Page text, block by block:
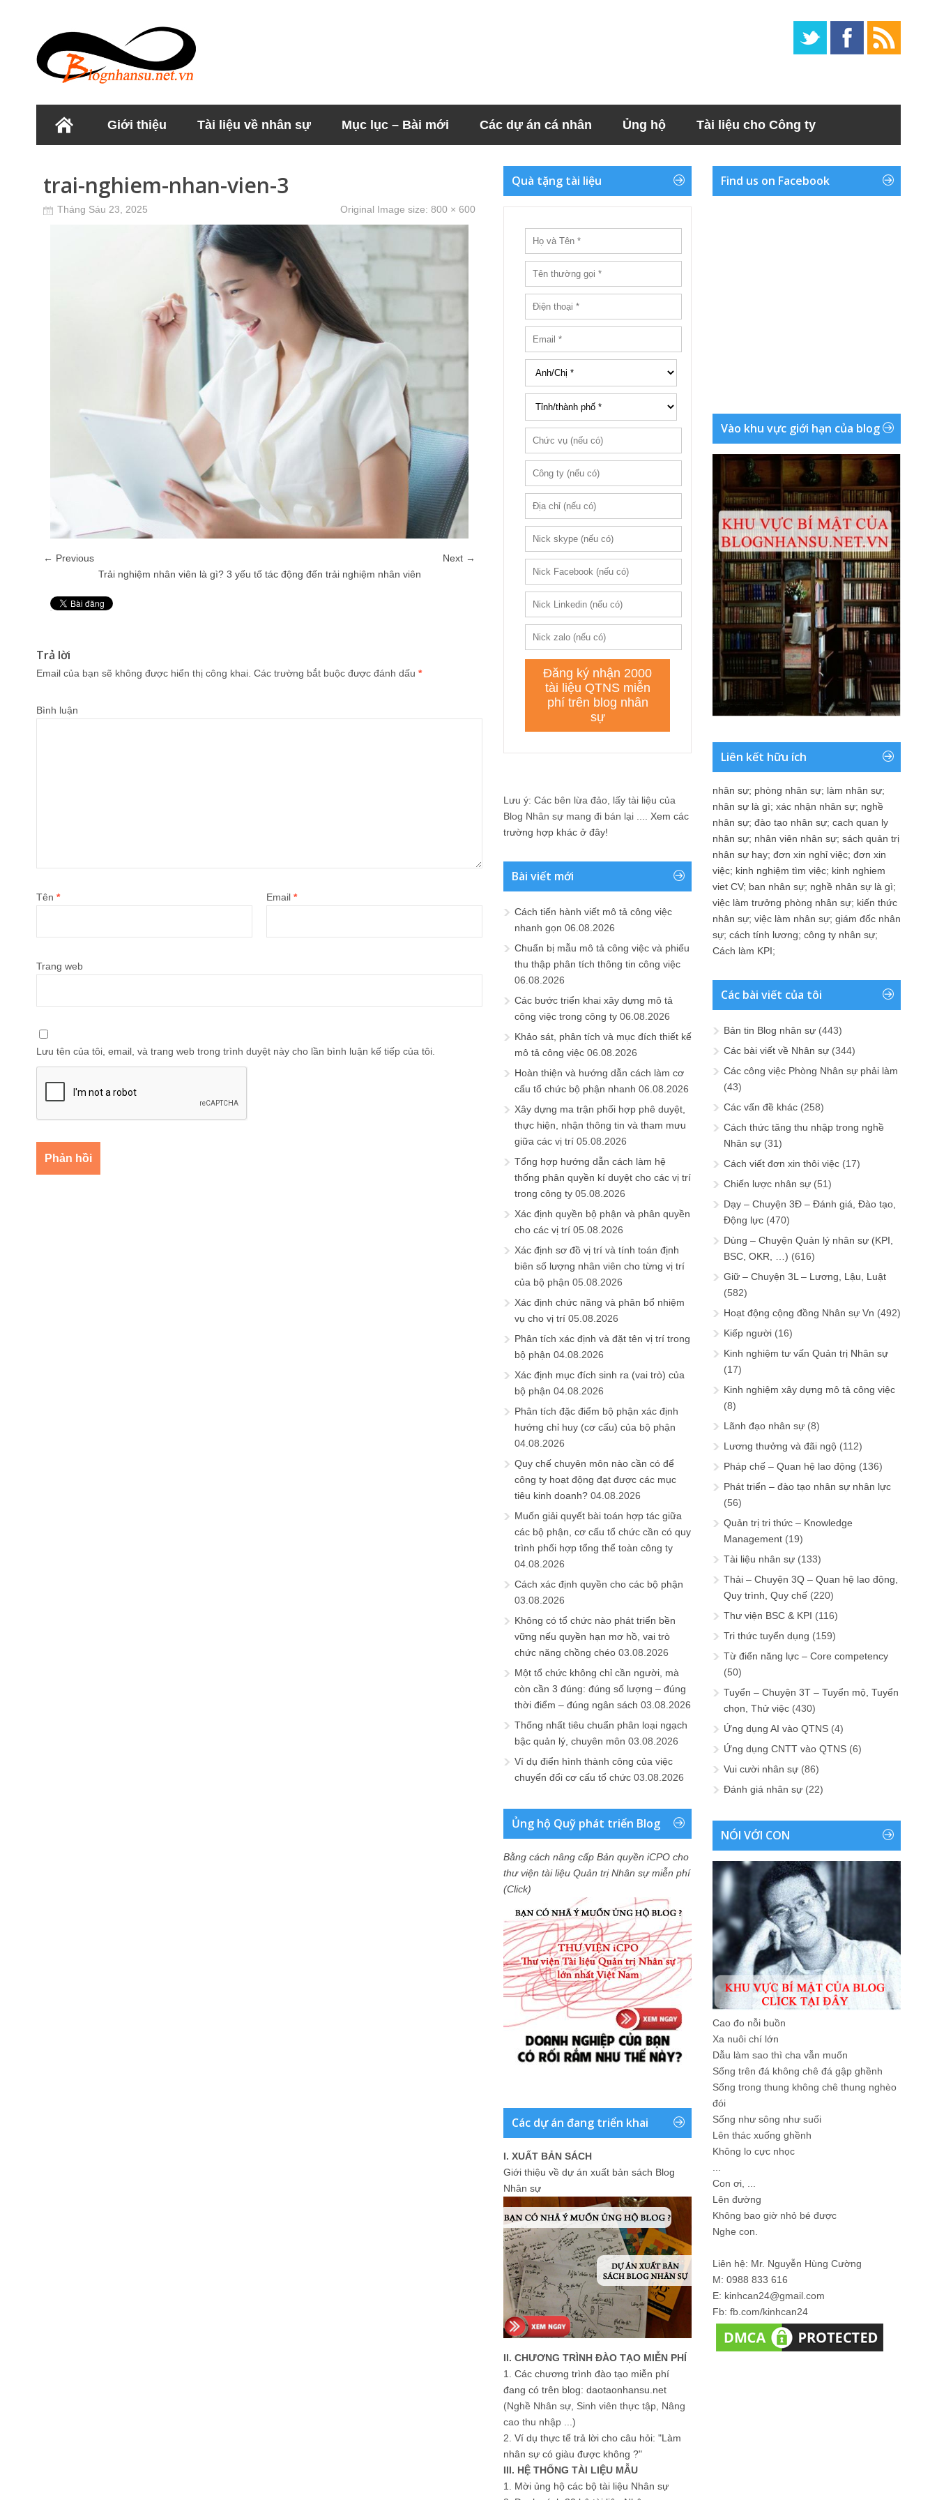
Giới thiệu Tài liệu về nhân sự Mục lục – Bài mới Các dự án cá nhân Ủng hộ Tài liệu cho Công ty
trai-nghiem-nhan-vien-3
Tháng Sáu 23, 2025 Original Image size: 800 × 600
← Previous
Next →
Trải nghiệm nhân viên là gì? 3 yếu tố tác động đến trải nghiệm nhân viên
Trả lời
Email của bạn sẽ không được hiển thị công khai. Các trường bắt buộc được đánh dấu *
Bình luận
Tên * Email *
Trang web
Lưu tên của tôi, email, và trang web trong trình duyệt này cho lần bình luận kế tiếp của tôi.
Quà tặng tài liệu
Lưu ý: Các bên lừa đảo, lấy tài liệu của
Blog Nhân sự mang đi bán lại .... Xem các
trường hợp khác ở đây!
Bài viết mới
Cách tiến hành viết mô tả công việc
nhanh gọn 06.08.2026
Chuẩn bị mẫu mô tả công việc và phiếu
thu thập phân tích thông tin công việc
06.08.2026
Các bước triển khai xây dựng mô tả
công việc trong công ty 06.08.2026
Khảo sát, phân tích và mục đích thiết kế
mô tả công việc 06.08.2026
Hoàn thiện và hướng dẫn cách làm cơ
cấu tổ chức bộ phận nhanh 06.08.2026
Xây dựng ma trận phối hợp phê duyệt,
thực hiện, nhận thông tin và tham mưu
giữa các vị trí 05.08.2026
Tổng hợp hướng dẫn cách làm hệ
thống phân quyền kí duyệt cho các vị trí
trong công ty 05.08.2026
Xác định quyền bộ phận và phân quyền
cho các vị trí 05.08.2026
Xác định sơ đồ vị trí và tính toán định
biên số lượng nhân viên cho từng vị trí
của bộ phận 05.08.2026
Xác định chức năng và phân bổ nhiệm
vụ cho vị trí 05.08.2026
Phân tích xác định và đặt tên vị trí trong
bộ phận 04.08.2026
Xác định mục đích sinh ra (vai trò) của
bộ phận 04.08.2026
Phân tích đặc điểm bộ phận xác định
hướng chỉ huy (cơ cấu) của bộ phận
04.08.2026
Quy chế chuyên môn nào cần có để
công ty hoạt động đạt được các mục
tiêu kinh doanh? 04.08.2026
Muốn giải quyết bài toán hợp tác giữa
các bộ phận, cơ cấu tổ chức cần có quy
trình phối hợp tổng thể toàn công ty
04.08.2026
Cách xác định quyền cho các bộ phận
03.08.2026
Không có tổ chức nào phát triển bền
vững nếu quyền hạn mơ hồ, vai trò
chức năng chồng chéo 03.08.2026
Một tổ chức không chỉ cần người, mà
còn cần 3 đúng: đúng số lượng – đúng
thời điểm – đúng ngân sách 03.08.2026
Thống nhất tiêu chuẩn phân loại ngạch
bậc quản lý, chuyên môn 03.08.2026
Ví dụ điển hình thành công của việc
chuyển đổi cơ cấu tổ chức 03.08.2026
Ủng hộ Quỹ phát triển Blog
Bằng cách nâng cấp Bản quyền iCPO cho
thư viện tài liệu Quản trị Nhân sự miễn phí
(Click)
Các dự án đang triển khai
I. XUẤT BẢN SÁCH
Giới thiệu về dự án xuất bản sách Blog
Nhân sự
II. CHƯƠNG TRÌNH ĐÀO TẠO MIỄN PHÍ
1. Các chương trình đào tạo miễn phí
đang có trên blog: daotaonhansu.net
(Nghề Nhân sự, Sinh viên thực tập, Nâng
cao thu nhập ...)
2. Ví dụ thực tế trả lời cho câu hỏi: "Làm
nhân sự có giàu được không ?"
III. HỆ THỐNG TÀI LIỆU MẪU
1. Mời ủng hộ các bộ tài liệu Nhân sự
Find us on Facebook
Vào khu vực giới hạn của blog
Liên kết hữu ích
nhân sự; phòng nhân sự; làm nhân sự;
nhân sự là gì; xác nhận nhân sự; nghề
nhân sự; đào tạo nhân sự; cach quan ly
nhân sự; nhân viên nhân sự; sách quản trị
nhân sự hay; đơn xin nghỉ việc; đơn xin
việc; kinh nghiệm tìm việc; kinh nghiem
viet CV; ban nhân sự; nghề nhân sự là gì;
việc làm trưởng phòng nhân sự; kiến thức
nhân sự; việc làm nhân sự; giám đốc nhân
sự; cách tính lương; công ty nhân sự;
Cách làm KPI;
Các bài viết của tôi
Bản tin Blog nhân sự (443)
Các bài viết về Nhân sự (344)
Các công việc Phòng Nhân sự phải làm
(43)
Các vấn đề khác (258)
Cách thức tăng thu nhập trong nghề
Nhân sự (31)
Cách viết đơn xin thôi việc (17)
Chiến lược nhân sự (51)
Dạy – Chuyện 3Đ – Đánh giá, Đào tạo,
Động lực (470)
Dùng – Chuyện Quản lý nhân sự (KPI,
BSC, OKR, …) (616)
Giữ – Chuyện 3L – Lương, Lậu, Luật
(582)
Hoạt động cộng đồng Nhân sự Vn (492)
Kiếp người (16)
Kinh nghiệm tư vấn Quản trị Nhân sự
(17)
Kinh nghiệm xây dựng mô tả công việc
(8)
Lãnh đạo nhân sự (8)
Lương thưởng và đãi ngộ (112)
Pháp chế – Quan hệ lao động (136)
Phát triển – đào tạo nhân sự nhân lực
(56)
Quản trị tri thức – Knowledge
Management (19)
Tài liệu nhân sự (133)
Thải – Chuyện 3Q – Quan hệ lao động,
Quy trình, Quy chế (220)
Thư viện BSC & KPI (116)
Tri thức tuyển dụng (159)
Từ điển năng lực – Core competency
(50)
Tuyển – Chuyện 3T – Tuyển mộ, Tuyển
chọn, Thử việc (430)
Ứng dụng AI vào QTNS (4)
Ứng dụng CNTT vào QTNS (6)
Vui cười nhân sự (86)
Đánh giá nhân sự (22)
NÓI VỚI CON
Cao đo nỗi buồn
Xa nuôi chí lớn
Dẫu làm sao thì cha vẫn muốn
Sống trên đá không chê đá gập ghềnh
Sống trong thung không chê thung nghèo
đói
Sống như sông như suối
Lên thác xuống ghềnh
Không lo cực nhọc
Con ơi, ...
Lên đường
Không bao giờ nhỏ bé được
Nghe con.
Liên hệ: Mr. Nguyễn Hùng Cường
M: 0988 833 616
E: kinhcan24@gmail.com
Fb: fb.com/kinhcan24